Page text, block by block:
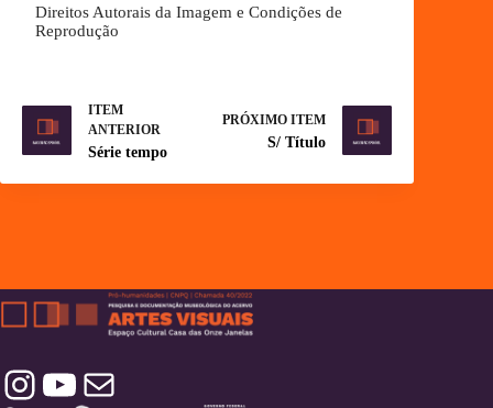
Direitos Autorais da Imagem e Condições de
Reprodução
ITEM
ANTERIOR
Série tempo
PRÓXIMO ITEM
S/ Título
Instagram YouTube Contatos